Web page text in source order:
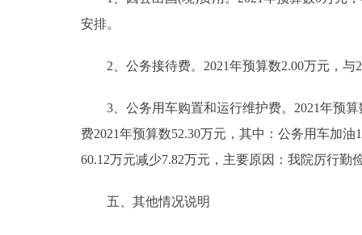
安排。
2、公务接待费。2021年预算数2.00万元，与
3、公务用车购置和运行维护费。2021年预算
费2021年预算数52.30万元，其中：公务用车加
60.12万元减少7.82万元，主要原因：我院厉行
五、其他情况说明